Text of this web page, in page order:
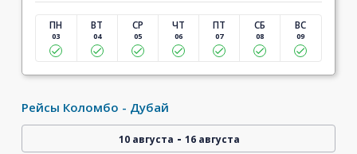
ПН
03
ВТ
04
СР
05
ЧТ
06
ПТ
07
СБ
08
ВС
09
Рейсы Коломбо - Дубай
10 августа - 16 августа